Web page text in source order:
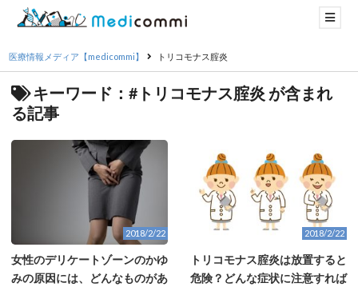
医療情報メディア【medicommi】 トリコモナス腟炎
キーワード：#トリコモナス腟炎 が含まれ
る記事
2018/2/22
女性のデリケートゾーンのかゆ
みの原因には、どんなものがあ
2018/2/22
トリコモナス腟炎は放置すると
危険？どんな症状に注意すれば